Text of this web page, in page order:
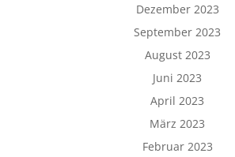
Dezember 2023
September 2023
August 2023
Juni 2023
April 2023
März 2023
Februar 2023